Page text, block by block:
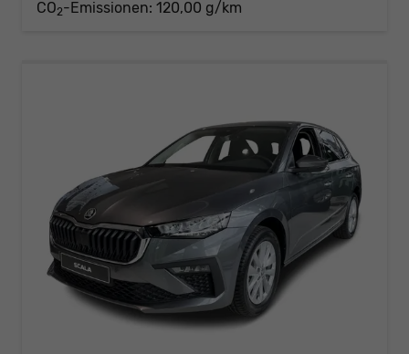
CO2-Emissionen: 120,00 g/km